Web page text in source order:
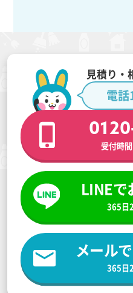
見積り・
電話
受付時
LINEで
365日
メール
365日